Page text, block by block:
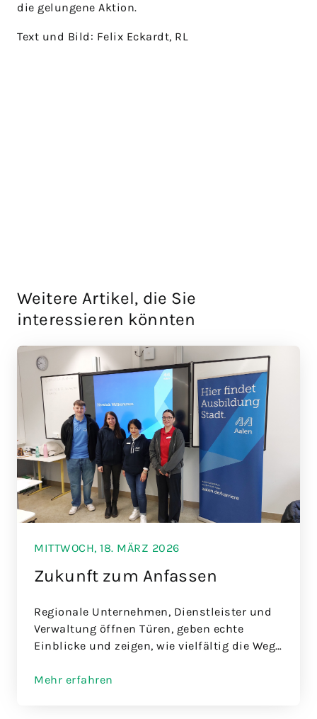
die gelungene Aktion.
Text und Bild: Felix Eckardt, RL
Weitere Artikel, die Sie
interessieren könnten
MITTWOCH, 18. MÄRZ 2026
Zukunft zum Anfassen
Regionale Unternehmen, Dienstleister und
Verwaltung öffnen Türen, geben echte
Einblicke und zeigen, wie vielfältig die Wege
Mehr erfahren